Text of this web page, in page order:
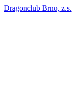
Dragonclub Brno, z.s.